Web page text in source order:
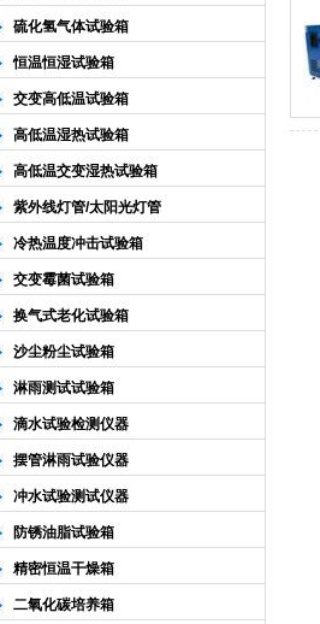
硫化氢气体试验箱
恒温恒湿试验箱
交变高低温试验箱
高低温湿热试验箱
高低温交变湿热试验箱
紫外线灯管/太阳光灯管
冷热温度冲击试验箱
交变霉菌试验箱
换气式老化试验箱
沙尘粉尘试验箱
淋雨测试试验箱
滴水试验检测仪器
摆管淋雨试验仪器
冲水试验测试仪器
防锈油脂试验箱
精密恒温干燥箱
二氧化碳培养箱